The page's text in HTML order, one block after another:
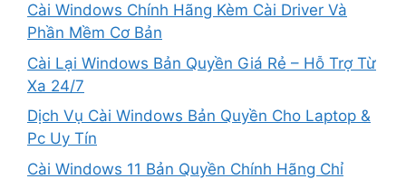
Cài Windows Chính Hãng Kèm Cài Driver Và
Phần Mềm Cơ Bản
Cài Lại Windows Bản Quyền Giá Rẻ – Hỗ Trợ Từ
Xa 24/7
Dịch Vụ Cài Windows Bản Quyền Cho Laptop &
Pc Uy Tín
Cài Windows 11 Bản Quyền Chính Hãng Chỉ